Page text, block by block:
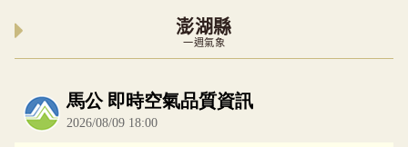
澎湖縣
一週氣象
內嵌空氣品質小工具為視覺預覽，完整即時空